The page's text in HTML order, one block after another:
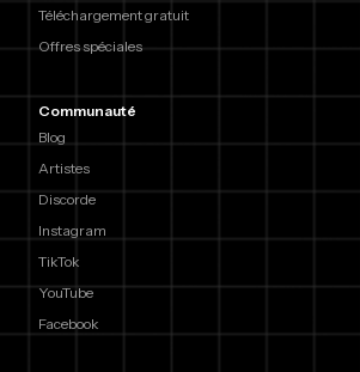
Téléchargement gratuit
Offres spéciales
Communauté
Blog
Artistes
Discorde
Instagram
TikTok
YouTube
Facebook